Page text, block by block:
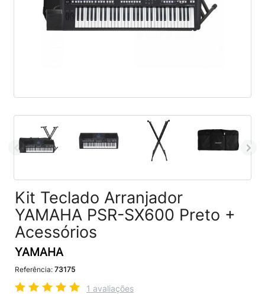
Kit Teclado Arranjador
YAMAHA PSR-SX600 Preto +
Acessórios
YAMAHA
Referência: 73175
1 avaliações